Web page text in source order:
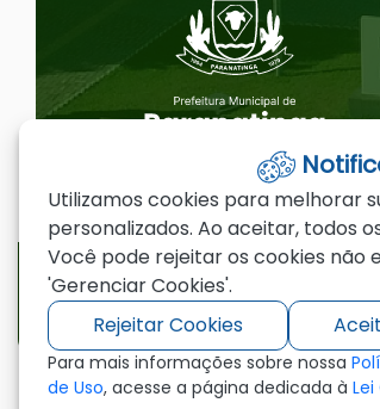
Telefones
(66)3573-4200
Utilizamos cookies para melhorar
personalizados. Ao aceitar, todos
Você pode rejeitar os cookies não
'Gerenciar Cookies'.
Rejeitar Cookies
Para mais informações sobre nossa
de Uso, acesse a página dedicada à